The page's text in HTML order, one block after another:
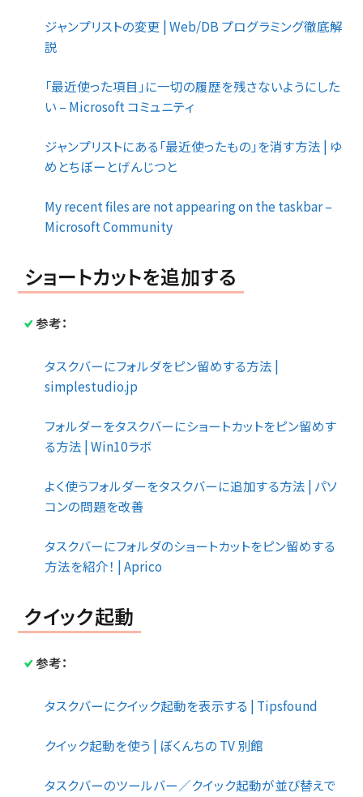
ジャンプリストの変更 | Web/DB プログラミング徹底解
説
「最近使った項目」に一切の履歴を残さないようにした
い – Microsoft コミュニティ
ジャンプリストにある「最近使ったもの」を消す方法 | ゆ
めとちぼーとげんじつと
My recent files are not appearing on the taskbar –
Microsoft Community
ショートカットを追加する
参考：
タスクバーにフォルダをピン留めする方法 |
simplestudio.jp
フォルダーをタスクバーにショートカットをピン留めす
る方法 | Win10ラボ
よく使うフォルダーをタスクバーに追加する方法 | パソ
コンの問題を改善
タスクバーにフォルダのショートカットをピン留めする
方法を紹介！ | Aprico
クイック起動
参考：
タスクバーにクイック起動を表示する | Tipsfound
クイック起動を使う | ぼくんちの TV 別館
タスクバーのツールバー／クイック起動が並び替えで